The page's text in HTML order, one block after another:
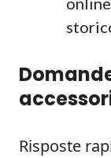
Risposte